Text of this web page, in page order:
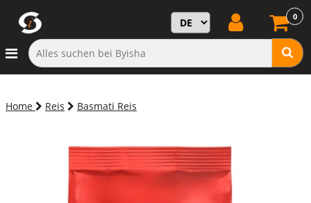
0
Home Reis Basmati Reis